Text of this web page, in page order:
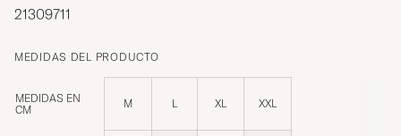
21309711
MEDIDAS DEL PRODUCTO
MEDIDAS EN
CM
M L XL XXL